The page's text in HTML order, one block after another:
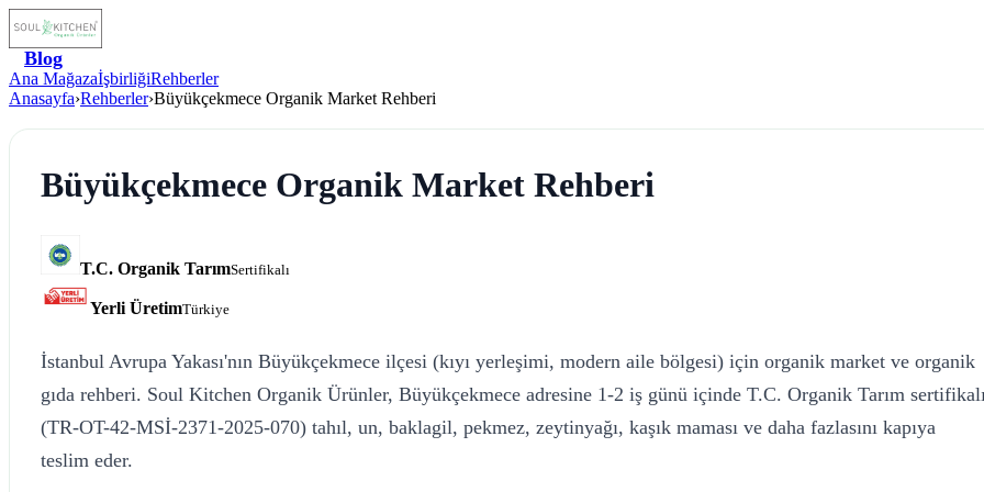
Blog
Ana MağazaİşbirliğiRehberler
Anasayfa›Rehberler›Büyükçekmece Organik Market Rehberi
Büyükçekmece Organik Market Rehberi
T.C. Organik TarımSertifikalı
Yerli ÜretimTürkiye
İstanbul Avrupa Yakası'nın Büyükçekmece ilçesi (kıyı yerleşimi, modern aile bölgesi) için organik market ve organik
gıda rehberi. Soul Kitchen Organik Ürünler, Büyükçekmece adresine 1-2 iş günü içinde T.C. Organik Tarım
(TR-OT-42-MSİ-2371-2025-070) tahıl, un, baklagil, pekmez, zeytinyağı, kaşık maması ve daha fazlasını kapıya
teslim eder.